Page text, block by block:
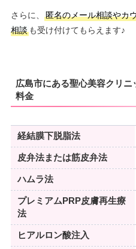
さらに、
匿名のメール相談やカ
相談も受け付けてもらえます♪
広島市にある聖心美容クリ
料金
経結膜下脱脂法
皮弁法または筋皮弁法
ハムラ法
プレミアムPRP皮膚再生療
法
ヒアルロン酸注入